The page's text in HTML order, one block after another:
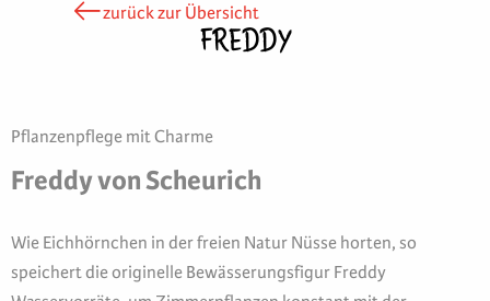
zurück zur Übersicht
FREDDY
Pflanzenpflege mit Charme
Freddy von Scheurich
Wie Eichhörnchen in der freien Natur Nüsse horten, so
speichert die originelle Bewässerungsfigur Freddy